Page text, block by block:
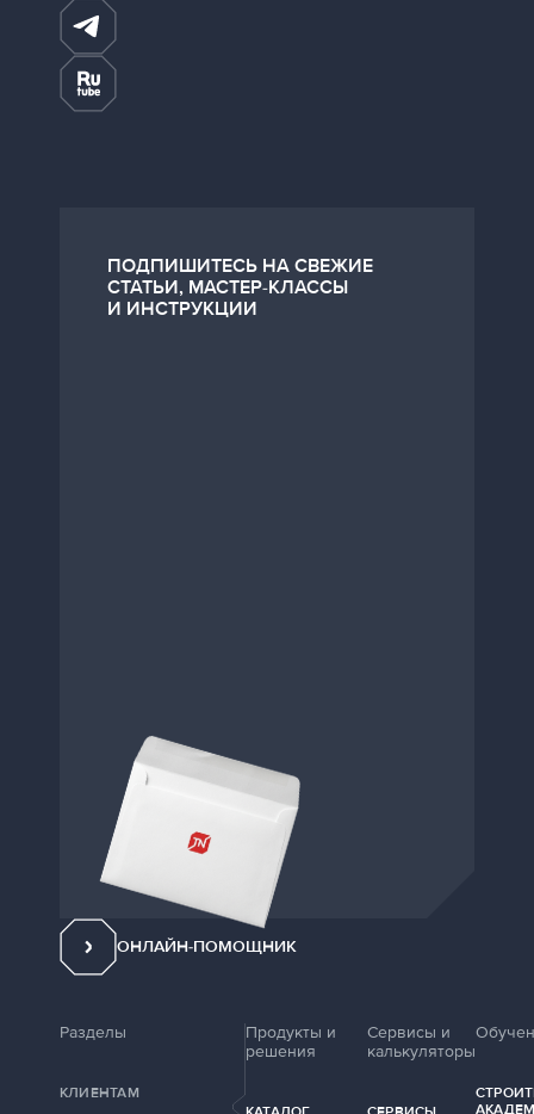
ПОДПИШИТЕСЬ НА СВЕЖИЕ
СТАТЬИ, МАСТЕР-КЛАССЫ
И ИНСТРУКЦИИ
ОНЛАЙН-ПОМОЩНИК
Разделы
КЛИЕНТАМ
Продукты и
решения
Сервисы и
калькуляторы